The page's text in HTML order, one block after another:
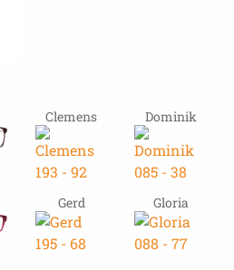
Clemens Dominik
Gerd Gloria